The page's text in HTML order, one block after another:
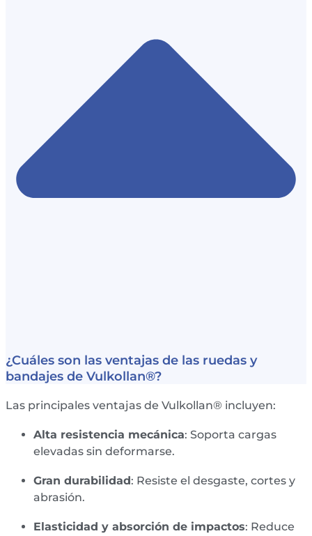
¿Cuáles son las ventajas de las ruedas y
bandajes de Vulkollan®?
Las principales ventajas de Vulkollan® incluyen:
Alta resistencia mecánica: Soporta cargas
elevadas sin deformarse.
Gran durabilidad: Resiste el desgaste, cortes y
abrasión.
Elasticidad y absorción de impactos: Reduce